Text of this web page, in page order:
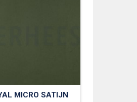
MICRO SATIJN